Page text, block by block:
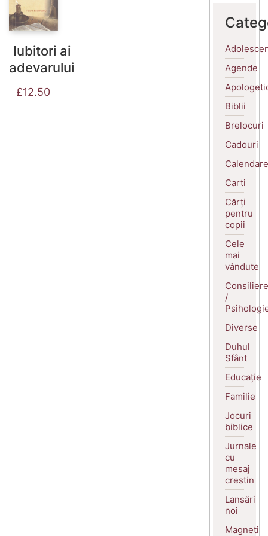
Iubitori ai
adevarului
£12.50
Agende
Biblii
Brelocuri
Cadouri
Calendare
Carti
Cărți
pentru
copii
Cele
mai
vândute
Consiliere
/
Diverse
Duhul
Sfânt
Educație
Familie
Jocuri
biblice
Jurnale
cu
mesaj
crestin
Lansări
noi
Magneti